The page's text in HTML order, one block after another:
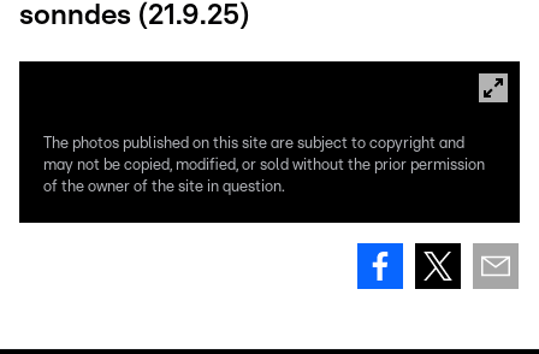
sonndes (21.9.25)
The photos published on this site are subject to copyright and
may not be copied, modified, or sold without the prior permission
of the owner of the site in question.